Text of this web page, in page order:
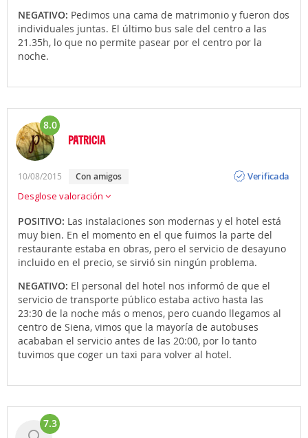
NEGATIVO: Pedimos una cama de matrimonio y fueron dos
individuales juntas. El último bus sale del centro a las
21.35h, lo que no permite pasear por el centro por la
noche.
8.0
PATRICIA
10/08/2015 con amigos
Verificada
Desglose valoración
POSITIVO: Las instalaciones son modernas y el hotel está
muy bien. En el momento en el que fuimos la parte del
restaurante estaba en obras, pero el servicio de desayuno
incluido en el precio, se sirvió sin ningún problema.
NEGATIVO: El personal del hotel nos informó de que el
servicio de transporte público estaba activo hasta las
23:30 de la noche más o menos, pero cuando llegamos al
centro de Siena, vimos que la mayoría de autobuses
acababan el servicio antes de las 20:00, por lo tanto
tuvimos que coger un taxi para volver al hotel.
7.3